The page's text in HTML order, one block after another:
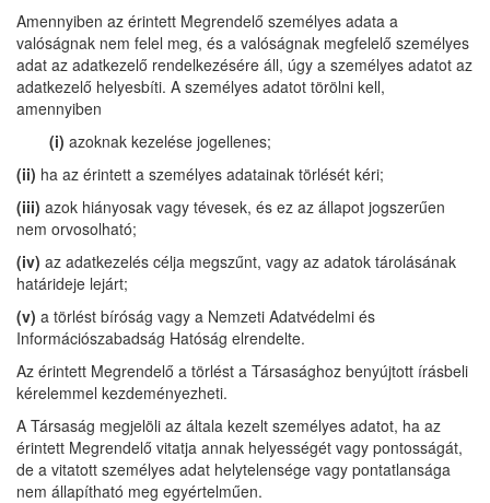
Amennyiben az érintett Megrendelő személyes adata a
valóságnak nem felel meg, és a valóságnak megfelelő személyes
adat az adatkezelő rendelkezésére áll, úgy a személyes adatot az
adatkezelő helyesbíti. A személyes adatot törölni kell,
amennyiben
(i) azoknak kezelése jogellenes;
(ii) ha az érintett a személyes adatainak törlését kéri;
(iii) azok hiányosak vagy tévesek, és ez az állapot jogszerűen
nem orvosolható;
(iv) az adatkezelés célja megszűnt, vagy az adatok tárolásának
határideje lejárt;
(v) a törlést bíróság vagy a Nemzeti Adatvédelmi és
Információszabadság Hatóság elrendelte.
Az érintett Megrendelő a törlést a Társasághoz benyújtott írásbeli
kérelemmel kezdeményezheti.
A Társaság megjelöli az általa kezelt személyes adatot, ha az
érintett Megrendelő vitatja annak helyességét vagy pontosságát,
de a vitatott személyes adat helytelensége vagy pontatlansága
nem állapítható meg egyértelműen.